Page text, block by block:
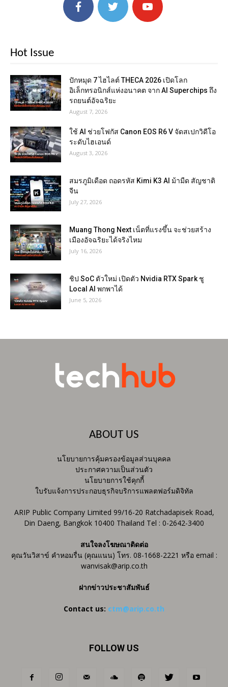
Hot Issue
ปักหมุด 7 ไฮไลต์ THECA 2026 เปิดโลก
อิเล็กทรอนิกส์แห่งอนาคต จาก AI Superchips ถึง
รถยนต์อัจฉริยะ
August 7, 2026
ใช้ AI ช่วยโฟกัส Canon EOS R6 V จัดสเปกวิดีโอ
ระดับไฮเอนด์
August 3, 2026
สมรภูมิเดือด ถอดรหัส Kimi K3 AI ม้ามืด สัญชาติ
จีน
July 27, 2026
Muang Thong Next เน็ตที่แรงขึ้น จะช่วยสร้าง
เมืองอัจฉริยะได้จริงไหม
July 16, 2026
ชิป SoC ตัวใหม่ เปิดตัว Nvidia RTX Spark ชู
Local AI พกพาได้
June 5, 2026
ABOUT US
นโยบายการคุ้มครองข้อมูลส่วนบุคคล
ประกาศความเป็นส่วนตัว
นโยบายการใช้คุกกี้
ใบรับแจ้งการประกอบธุรกิจบริการแพลตฟอร์มดิจิทัล
ARIP Public Company Limited 99/16-20 Ratchadapisek Road,
Din Daeng, Bangkok 10400 Thailand Tel : 0-2642-3400
สนใจลงโฆษณาติดต่อ
คุณวันวิสาข์ คำหอมรื่น (คุณแนน) โทร. 08-1668-2221 หรือ email :
wanvisak@arip.co.th
ฝากข่าวประชาสัมพันธ์
Contact us: ctm@arip.co.th
FOLLOW US